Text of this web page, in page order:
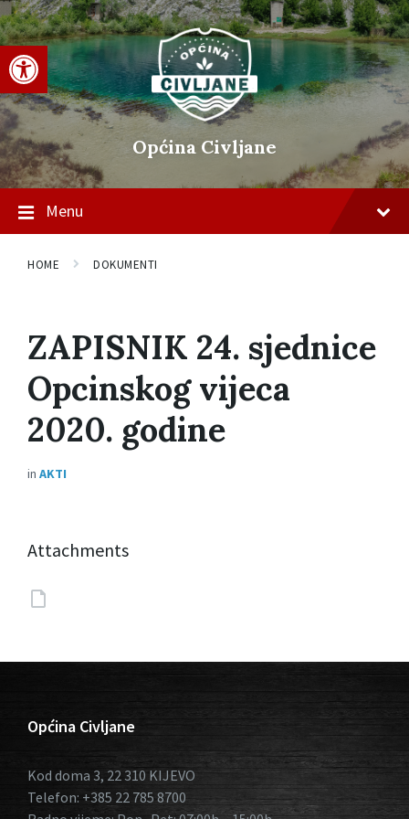
Open toolbar
Skip
to
content
Skip
to
main
navigation
Skip
to
footer
Općina Civljane
Menu
HOME DOKUMENTI
ZAPISNIK 24. sjednice
Opcinskog vijeca
2020. godine
in AKTI
Attachments
Općina Civljane
Kod doma 3, 22 310 KIJEVO
Telefon: +385 22 785 8700